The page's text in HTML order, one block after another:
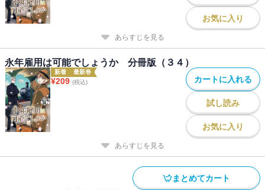
お気に入り
あらすじを見る
永年雇用は可能でしょうか 分冊版（３４）
新着 最新巻
¥209 (税込) カートに入れる
試し読み
お気に入り
あらすじを見る
まとめてカート